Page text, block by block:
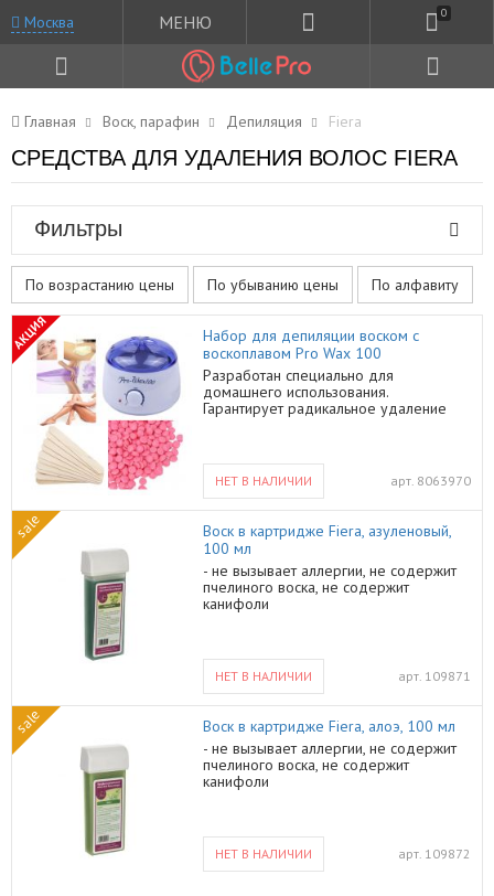
Москва МЕНЮ 0
Главная Воск, парафин Депиляция Fiera
СРЕДСТВА ДЛЯ УДАЛЕНИЯ ВОЛОС FIERA
Фильтры
По возрастанию цены По убыванию цены По алфавиту
АКЦИЯ
Набор для депиляции воском с
воскоплавом Pro Wax 100
Разработан специально для
домашнего использования.
Гарантирует радикальное удаление
воск отличный выбор для
депиляции.Горячий пленочный воск
используется для депиляции бикини,
подмышек, лица, ног, рук, живота,
спины. Разогрейте воск до 41 - 43
градусов. Шпателем нанесите воск
тонким слоем на обрабатываемую
зону по направлению роста волос.
Оставьте на несколько секунд, вскоре
восковой пленки, чтобы можно было
за него ухватиться. Одной рукой
натяните кожу, второй резко сорвите
пленку против роста волос. Воск
удалится вместе с волосками, даже
самыми жесткими. В состав набора
входит: • воскоплав баночный Pro Wax
100 • воск пленочный 200 гр (в
зависимости от наличия на складе на
чай, апельсин) • шпатели деревянные
нестерилизованные, 10 шт
НЕТ В НАЛИЧИИ арт. 8063970
sale
Воск в картридже Fiera, азуленовый,
100 мл
- не вызывает аллергии, не содержит
пчелиного воска, не содержит
канифоли
НЕТ В НАЛИЧИИ арт. 109871
sale
Воск в картридже Fiera, алоэ, 100 мл
- не вызывает аллергии, не содержит
пчелиного воска, не содержит
канифоли
НЕТ В НАЛИЧИИ арт. 109872